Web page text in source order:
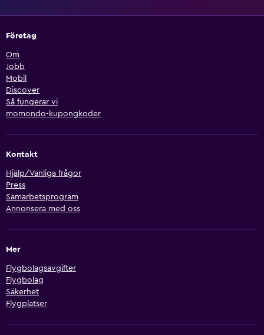
Företag
Om
Jobb
Mobil
Discover
Så fungerar vi
momondo-kupongkoder
Kontakt
Hjälp/Vanliga frågor
Press
Samarbetsprogram
Annonsera med oss
Mer
Flygbolagsavgifter
Flygbolag
Säkerhet
Flygplatser